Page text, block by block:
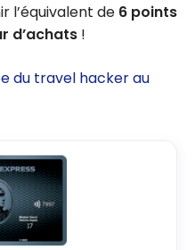
l’équivalent de 6 points
d’achats !
du travel hacker au